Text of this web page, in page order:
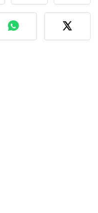
de esta